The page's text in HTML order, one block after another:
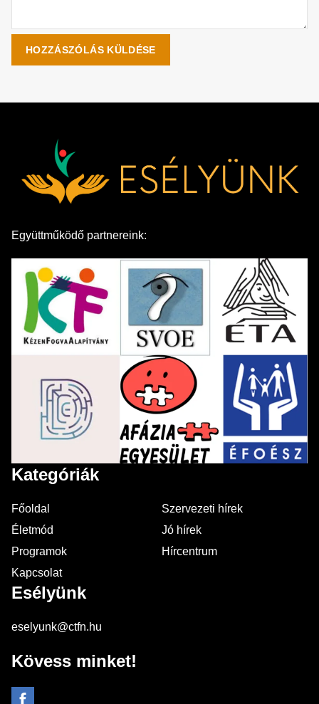
Együttműködő partnereink:
Kategóriák
Főoldal
Szervezeti hírek
Életmód
Jó hírek
Programok
Hírcentrum
Kapcsolat
Esélyünk
eselyunk@ctfn.hu
Kövess minket!